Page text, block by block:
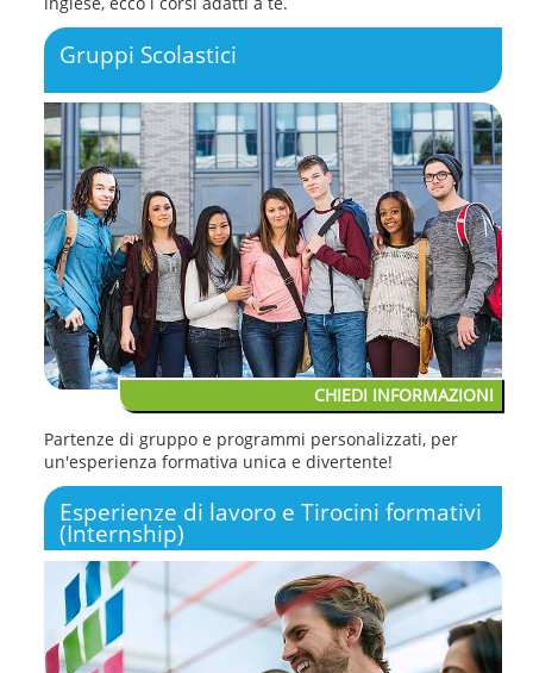
Gruppi Scolastici
CHIEDI INFORMAZIONI
Partenze di gruppo e programmi personalizzati, per
un'esperienza formativa unica e divertente!
Esperienze di lavoro e Tirocini formativi
(Internship)